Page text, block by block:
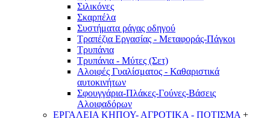
Σιλικόνες
Σκαρπέλα
Συστήματα ράγας οδηγού
Τραπέζια Εργασίας - Μεταφοράς-Πάγκοι
Τρυπάνια
Τρυπάνια - Μύτες (Σετ)
Αλοιφές Γυαλίσματος - Καθαριστικά
αυτοκινήτων
Σφουγγάρια-Πλάκες-Γούνες-Βάσεις
Αλοιφαδόρων
ΕΡΓΑΛΕΙΑ ΚΗΠΟΥ- ΑΓΡΟΤΙΚΑ - ΠΟΤΙΣΜΑ +